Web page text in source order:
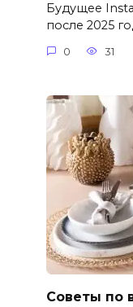
Будущее
после 2025
0 31
Советы по